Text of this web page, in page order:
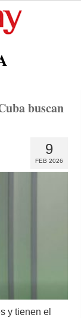
buscan
9
FEB 2026
y tienen el